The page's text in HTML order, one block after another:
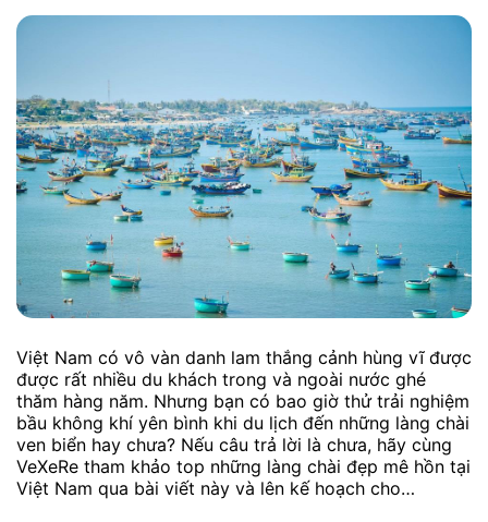
Việt Nam có vô vàn danh lam thắng cảnh hùng vĩ được
được rất nhiều du khách trong và ngoài nước ghé
thăm hàng năm. Nhưng bạn có bao giờ thử trải nghiệm
bầu không khí yên bình khi du lịch đến những làng chài
ven biển hay chưa? Nếu câu trả lời là chưa, hãy cùng
VeXeRe tham khảo top những làng chài đẹp mê hồn tại
Việt Nam qua bài viết này và lên kế hoạch cho…